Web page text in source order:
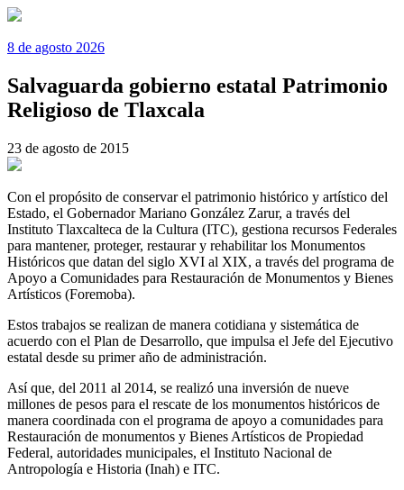
8 de agosto 2026
Salvaguarda gobierno estatal Patrimonio
Religioso de Tlaxcala
23 de agosto de 2015
Con el propósito de conservar el patrimonio histórico y artístico del
Estado, el Gobernador Mariano González Zarur, a través del
Instituto Tlaxcalteca de la Cultura (ITC), gestiona recursos Federales
para mantener, proteger, restaurar y rehabilitar los Monumentos
Históricos que datan del siglo XVI al XIX, a través del programa de
Apoyo a Comunidades para Restauración de Monumentos y Bienes
Artísticos (Foremoba).
Estos trabajos se realizan de manera cotidiana y sistemática de
acuerdo con el Plan de Desarrollo, que impulsa el Jefe del Ejecutivo
estatal desde su primer año de administración.
Así que, del 2011 al 2014, se realizó una inversión de nueve
millones de pesos para el rescate de los monumentos históricos de
manera coordinada con el programa de apoyo a comunidades para
Restauración de monumentos y Bienes Artísticos de Propiedad
Federal, autoridades municipales, el Instituto Nacional de
Antropología e Historia (Inah) e ITC.